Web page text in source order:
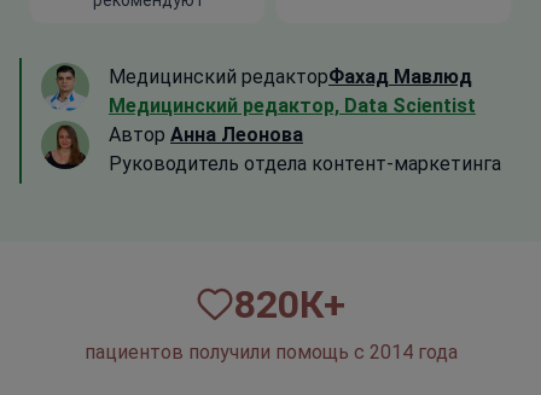
Медицинский редакторФахад Мавлюд
Медицинский редактор, Data Scientist
Автор Анна Леонова
Руководитель отдела контент-маркетинга
820К+
пациентов получили помощь с 2014 года